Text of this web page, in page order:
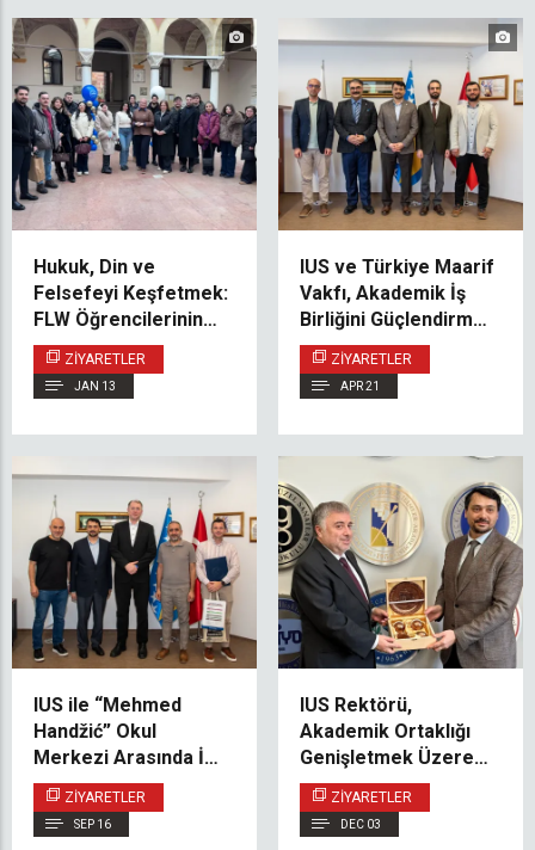
Hukuk, Din ve
Felsefeyi Keşfetmek:
FLW Öğrencilerinin
FIN UNSA’ya
Akademik Ziyareti
ZIYARETLER
JAN 13
IUS ve Türkiye Maarif
Vakfı, Akademik İş
Birliğini Güçlendirme
Fırsatlarını
Değerlendirdi
ZIYARETLER
APR 21
IUS ile “Mehmed
Handžić” Okul
Merkezi Arasında İş
Birliği Protokolü
İmzalıyor
ZIYARETLER
SEP 16
IUS Rektörü,
Akademik Ortaklığı
Genişletmek Üzere
Marmara
Üniversitesi’ni Ziyaret
Etti
ZIYARETLER
DEC 03